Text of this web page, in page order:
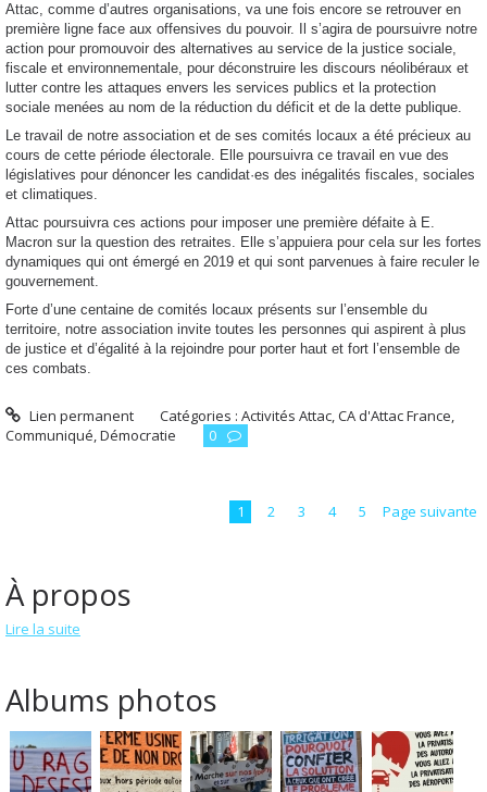
Attac, comme d’autres organisations, va une fois encore se retrouver en
première ligne face aux offensives du pouvoir. Il s’agira de poursuivre notre
action pour promouvoir des alternatives au service de la justice sociale,
fiscale et environnementale, pour déconstruire les discours néolibéraux et
lutter contre les attaques envers les services publics et la protection
sociale menées au nom de la réduction du déficit et de la dette publique.
Le travail de notre association et de ses comités locaux a été précieux au
cours de cette période électorale. Elle poursuivra ce travail en vue des
législatives pour dénoncer les candidat·es des inégalités fiscales, sociales
et climatiques.
Attac poursuivra ces actions pour imposer une première défaite à E.
Macron sur la question des retraites. Elle s’appuiera pour cela sur les fortes
dynamiques qui ont émergé en 2019 et qui sont parvenues à faire reculer le
gouvernement.
Forte d’une centaine de comités locaux présents sur l’ensemble du
territoire, notre association invite toutes les personnes qui aspirent à plus
de justice et d’égalité à la rejoindre pour porter haut et fort l’ensemble de
ces combats.
Lien permanent Catégories :Activités Attac,CA d'Attac France,
Communiqué,Démocratie 0
1 2 3 4 5 Page suivante
À propos
Lire la suite
Albums photos